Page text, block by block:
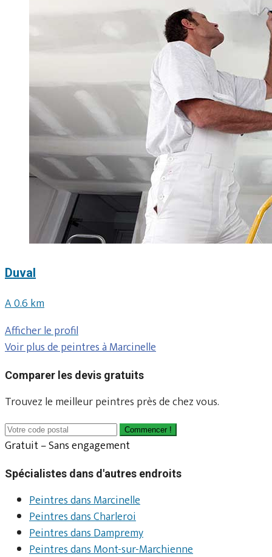
Duval
A 0.6 km
Afficher le profil
Voir plus de peintres à Marcinelle
Comparer les devis gratuits
Trouvez le meilleur peintres près de chez vous.
Commencer !
Gratuit – Sans engagement
Spécialistes dans d'autres endroits
Peintres dans Marcinelle
Peintres dans Charleroi
Peintres dans Dampremy
Peintres dans Mont-sur-Marchienne